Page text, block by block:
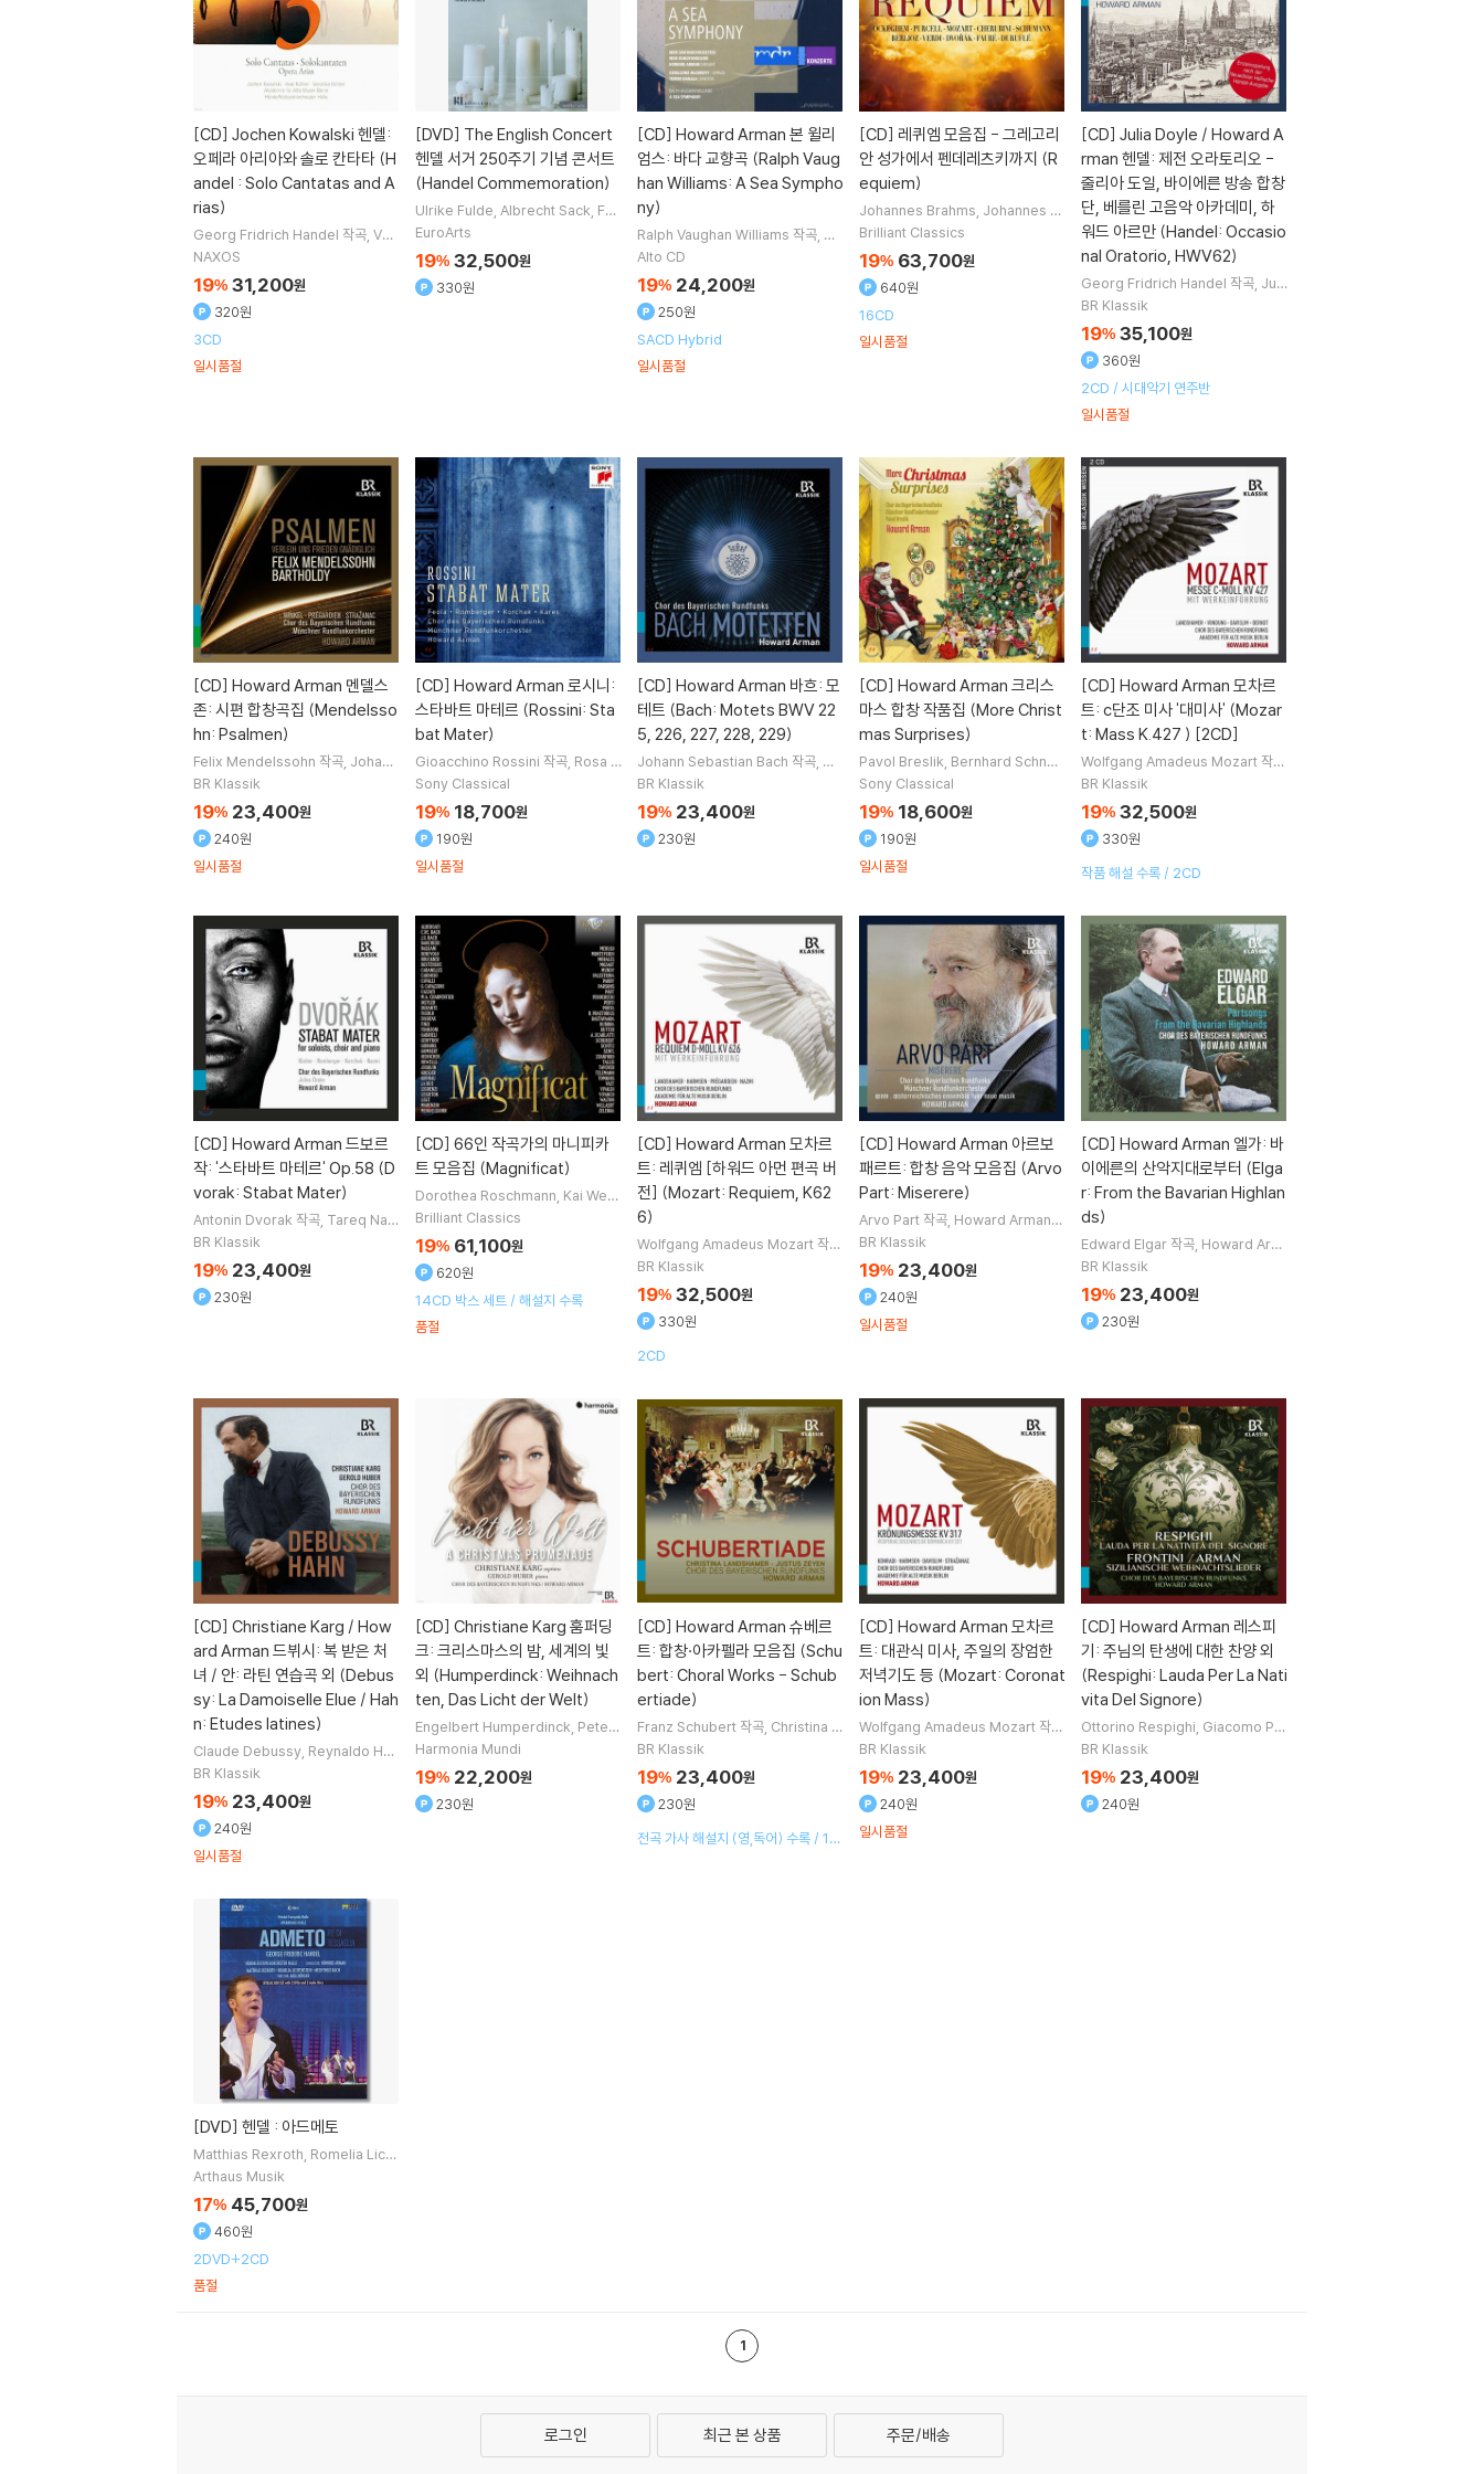
[CD] Jochen Kowalski 헨델:
오페라 아리아와 솔로 칸타타 (H
andel : Solo Cantatas and A
rias)
Georg Fridrich Handel 작곡 Ver
onika Winter
NAXOS
19% 31,200원
320원
3CD
일시품절
[DVD] The English Concert
헨델 서거 250주기 기념 콘서트
(Handel Commemoration)
Ulrike Fulde Albrecht Sack Feli
x Plock Handelfestspielchor
EuroArts
19% 32,500원
330원
[CD] Howard Arman 본 윌리
엄스: 바다 교향곡 (Ralph Vaug
han Williams: A Sea Sympho
ny)
Ralph Vaughan Williams 작곡 Ge
raldine McGreevy
명
Alto CD
19% 24,200원
250원
SACD Hybrid
일시품절
[CD] 레퀴엠 모음집 - 그레고리
안 성가에서 펜데레츠키까지 (R
equiem)
Johannes Brahms Johannes O
ckeghem Henry Purcell
명
Brilliant Classics
19% 63,700원
640원
16CD
일시품절
[CD] Julia Doyle / Howard A
rman 헨델: 제전 오라토리오 -
줄리아 도일, 바이에른 방송 합창
단, 베를린 고음악 아카데미, 하
워드 아르만 (Handel: Occasio
nal Oratorio, HWV62)
Georg Fridrich Handel 작곡 Juli
a Doyle Ben Johnson
BR Klassik
19% 35,100원
360원
2CD / 시대악기 연주반
일시품절
[CD] Howard Arman 멘델스
존: 시편 합창곡집 (Mendelsso
hn: Psalmen)
Felix Mendelssohn 작곡 Johann
a Winkel Julian Pregardien
BR Klassik
19% 23,400원
240원
일시품절
[CD] Howard Arman 로시니:
스타바트 마테르 (Rossini: Sta
bat Mater)
Gioacchino Rossini 작곡 Rosa F
eola Gerhild Romberger
Sony Classical
19% 18,700원
190원
일시품절
[CD] Howard Arman 바흐: 모
테트 (Bach: Motets BWV 22
5, 226, 227, 228, 229)
Johann Sebastian Bach 작곡 Ma
x Hanft Gunther Holzhausen
BR Klassik
19% 23,400원
230원
[CD] Howard Arman 크리스
마스 합창 작품집 (More Christ
mas Surprises)
Pavol Breslik Bernhard Schnei
der Hanne Weber
Sony Classical
19% 18,600원
190원
일시품절
[CD] Howard Arman 모차르
트: c단조 미사 '대미사' (Mozar
t: Mass K.427 ) [2CD]
Wolfgang Amadeus Mozart 작곡
Christina Landshamer
3명
BR Klassik
19% 32,500원
330원
작품 해설 수록 / 2CD
[CD] Howard Arman 드보르
작: '스타바트 마테르' Op.58 (D
vorak: Stabat Mater)
Antonin Dvorak 작곡 Tareq Naz
mi Dmitry Korchak
BR Klassik
19% 23,400원
230원
[CD] 66인 작곡가의 마니피카
트 모음집 (Magnificat)
Dorothea Roschmann Kai Wes
sel Maria Zadori
Brilliant Classics
19% 61,100원
620원
14CD 박스 세트 / 해설지 수록
품절
[CD] Howard Arman 모차르
트: 레퀴엠 [하워드 아먼 편곡 버
전] (Mozart: Requiem, K62
6)
Wolfgang Amadeus Mozart 작곡
Christina Landshamer
래 외 4명
BR Klassik
19% 32,500원
330원
2CD
[CD] Howard Arman 아르보
패르트: 합창 음악 모음집 (Arvo
Part: Miserere)
Arvo Part 작곡 Howard Arman
지휘 Bavarian Radio Choir
BR Klassik
19% 23,400원
240원
일시품절
[CD] Howard Arman 엘가: 바
이에른의 산악지대로부터 (Elga
r: From the Bavarian Highlan
ds)
Edward Elgar 작곡 Howard Arm
an지휘 Bavarian Radio Choir
BR Klassik
19% 23,400원
230원
[CD] Christiane Karg / How
ard Arman 드뷔시: 복 받은 처
녀 / 안: 라틴 연습곡 외 (Debus
sy: La Damoiselle Elue / Hah
n: Etudes latines)
Claude Debussy Reynaldo Hah
n작곡 Christiane Karg
BR Klassik
19% 23,400원
240원
일시품절
[CD] Christiane Karg 훔퍼딩
크: 크리스마스의 밤, 세계의 빛
외 (Humperdinck: Weihnach
ten, Das Licht der Welt)
Engelbert Humperdinck Peter
Cornelius Jean Sibelius
Harmonia Mundi
19% 22,200원
230원
[CD] Howard Arman 슈베르
트: 합창·아카펠라 모음집 (Schu
bert: Choral Works - Schub
ertiade)
Franz Schubert 작곡 Christina L
andshamer
BR Klassik
19% 23,400원
230원
전곡 가사 해설지 (영,독어) 수록 / 18
[CD] Howard Arman 모차르
트: 대관식 미사, 주일의 장엄한
저녁기도 등 (Mozart: Coronat
ion Mass)
Wolfgang Amadeus Mozart 작곡
Katharina Konradi
연주 외 2명
BR Klassik
19% 23,400원
240원
일시품절
[CD] Howard Arman 레스피
기: 주님의 탄생에 대한 찬양 외
(Respighi: Lauda Per La Nati
vita Del Signore)
Ottorino Respighi Giacomo Pu
ccini Francesco Paolo Frontini
BR Klassik
19% 23,400원
240원
[DVD] 헨델 : 아드메토
Matthias Rexroth Romelia Licht
ens노래 Howard Arman
Arthaus Musik
17% 45,700원
460원
2DVD+2CD
품절
1
로그인 최근 본 상품 주문/배송